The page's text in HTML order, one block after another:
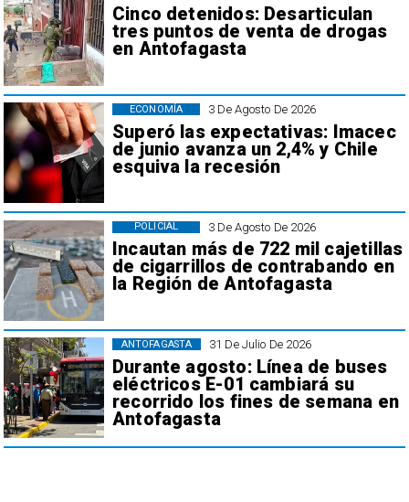
Cinco detenidos: Desarticulan
tres puntos de venta de drogas
en Antofagasta
3 De Agosto De 2026
Superó las expectativas: Imacec
de junio avanza un 2,4% y Chile
esquiva la recesión
ECONOMÍA
3 De Agosto De 2026
Incautan más de 722 mil cajetillas
de cigarrillos de contrabando en
la Región de Antofagasta
POLICIAL
31 De Julio De 2026
Durante agosto: Línea de buses
eléctricos E-01 cambiará su
recorrido los fines de semana en
Antofagasta
ANTOFAGASTA